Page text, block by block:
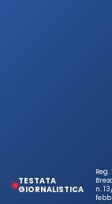
TESTATA
GIORNALISTICA
n.